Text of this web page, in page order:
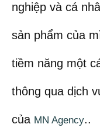
nghiệp và cá
sản phẩm của
tiềm năng một
thông qua dịch
của MN Agency..